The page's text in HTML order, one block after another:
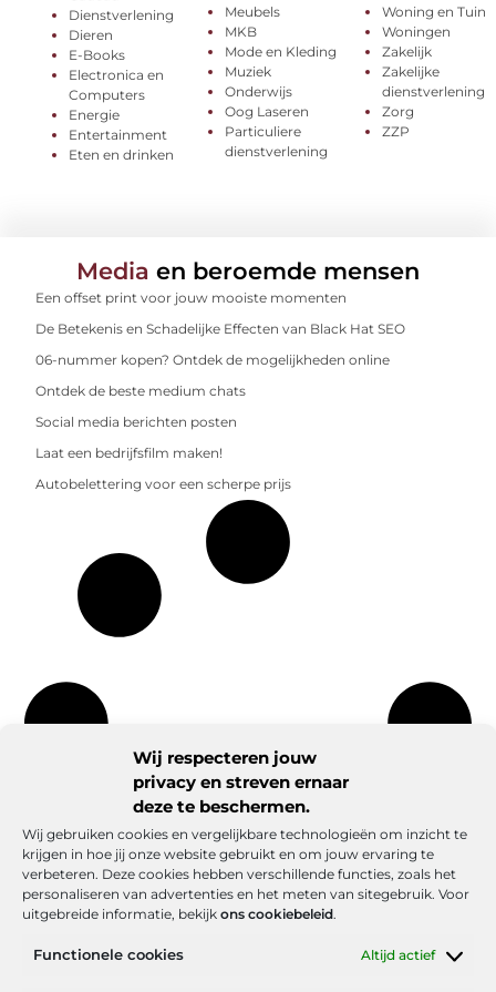
Wij respecteren jouw
privacy en streven ernaar
deze te beschermen.
Wij gebruiken cookies en vergelijkbare technologieën om inzicht te
krijgen in hoe jij onze website gebruikt en om jouw ervaring te
verbeteren. Deze cookies hebben verschillende functies, zoals het
personaliseren van advertenties en het meten van sitegebruik. Voor
uitgebreide informatie, bekijk ons cookiebeleid.
Functionele cookies Altijd actief
Dienstverlening
Dieren
E-Books
Electronica en
Computers
Energie
Entertainment
Eten en drinken
Meubels
MKB
Mode en Kleding
Muziek
Onderwijs
Oog Laseren
Particuliere
dienstverlening
Woning en Tuin
Woningen
Zakelijk
Zakelijke
dienstverlening
Zorg
ZZP
Media en beroemde mensen
Een offset print voor jouw mooiste momenten
De Betekenis en Schadelijke Effecten van Black Hat SEO
06-nummer kopen? Ontdek de mogelijkheden online
Ontdek de beste medium chats
Social media berichten posten
Laat een bedrijfsfilm maken!
Autobelettering voor een scherpe prijs